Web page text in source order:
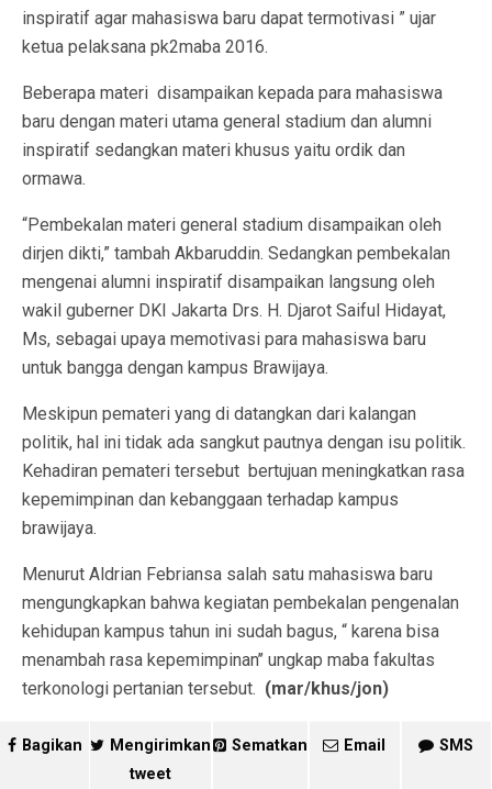
inspiratif agar mahasiswa baru dapat termotivasi ” ujar
ketua pelaksana pk2maba 2016.
Beberapa materi disampaikan kepada para mahasiswa
baru dengan materi utama general stadium dan alumni
inspiratif sedangkan materi khusus yaitu ordik dan
ormawa.
“Pembekalan materi general stadium disampaikan oleh
dirjen dikti,” tambah Akbaruddin. Sedangkan pembekalan
mengenai alumni inspiratif disampaikan langsung oleh
wakil guberner DKI Jakarta Drs. H. Djarot Saiful Hidayat,
Ms, sebagai upaya memotivasi para mahasiswa baru
untuk bangga dengan kampus Brawijaya.
Meskipun pemateri yang di datangkan dari kalangan
politik, hal ini tidak ada sangkut pautnya dengan isu politik.
Kehadiran pemateri tersebut bertujuan meningkatkan rasa
kepemimpinan dan kebanggaan terhadap kampus
brawijaya.
Menurut Aldrian Febriansa salah satu mahasiswa baru
mengungkapkan bahwa kegiatan pembekalan pengenalan
kehidupan kampus tahun ini sudah bagus, “ karena bisa
menambah rasa kepemimpinan’’ ungkap maba fakultas
terkonologi pertanian tersebut. (mar/khus/jon)
Bagikan
Mengirimkan
tweet
Sematkan Email SMS